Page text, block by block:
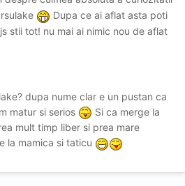
Dupa ce ai aflat asta poti
stii tot! nu mai ai nimic nou de aflat
dupa nume clar e un pustan ca
matur si serios
Si ca merge la
mult timp liber si prea mare
la mamica si taticu